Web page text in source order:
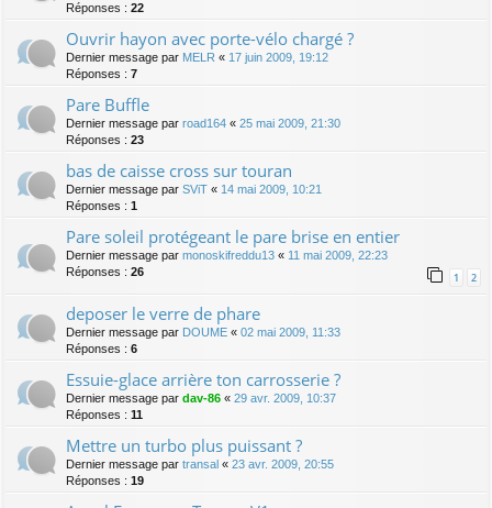
Réponses : 22
Ouvrir hayon avec porte-vélo chargé ?
Dernier message par MELR « 17 juin 2009, 19:12
Réponses : 7
Pare Buffle
Dernier message par road164 « 25 mai 2009, 21:30
Réponses : 23
bas de caisse cross sur touran
Dernier message par SViT « 14 mai 2009, 10:21
Réponses : 1
Pare soleil protégeant le pare brise en entier
Dernier message par monoskifreddu13 « 11 mai 2009, 22:23
Réponses : 26 1 2
deposer le verre de phare
Dernier message par DOUME « 02 mai 2009, 11:33
Réponses : 6
Essuie-glace arrière ton carrosserie ?
Dernier message par dav-86 « 29 avr. 2009, 10:37
Réponses : 11
Mettre un turbo plus puissant ?
Dernier message par transal « 23 avr. 2009, 20:55
Réponses : 19